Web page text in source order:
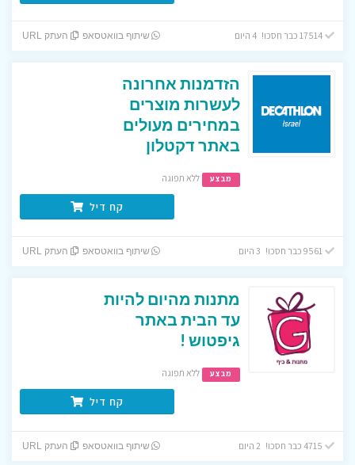
17514 כבר חסכו! 4 היום שיתוף בוואטסאפ העתק URL
הזדמנות אחרונה
לעשרות מוצרים
במחירים מעולים
באתר דקטלון
מבצע ללא תפוגה
קח דיל
שיתוף בוואטסאפ העתק URL
מתנות מהיום להיות
עד הבית באתר
גיפטוש !
מבצע ללא תפוגה
קח דיל
שיתוף בוואטסאפ העתק URL